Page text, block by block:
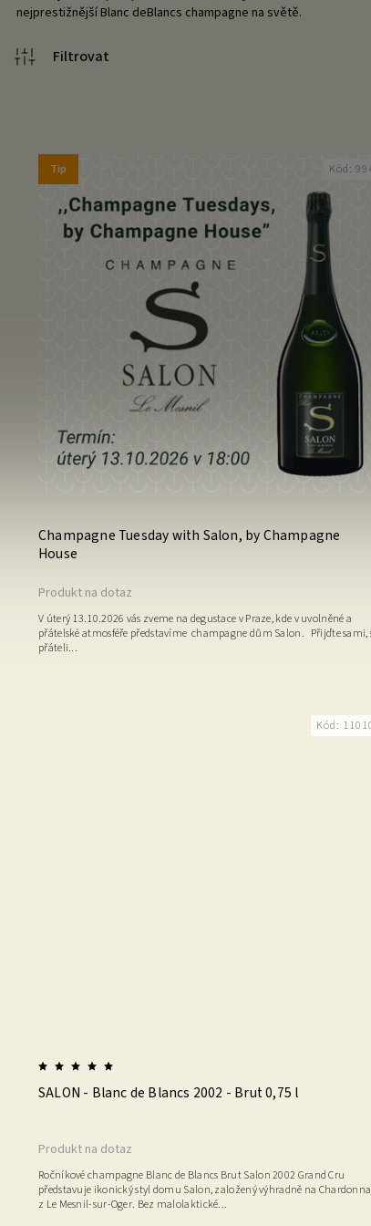
nejprestižnější Blanc deBlancs champagne na světě.
Tip
Champagne Tuesday with Salon, by Champagne
House
Produkt na dotaz
V úterý 13.10.2026 vás zveme na degustace v Praze, kde v uvolněné a
přátelské atmosféře představíme champagne dům Salon. Přijďte sami,
přáteli...
Kód:
SALON - Blanc de Blancs 2002 - Brut 0,75 l
Produkt na dotaz
Ročníkové champagne Blanc de Blancs Brut Salon 2002 Grand Cru
představuje ikonický styl domu Salon, založený výhradně na
z Le Mesnil-sur-Oger. Bez malolaktické...
Kód: